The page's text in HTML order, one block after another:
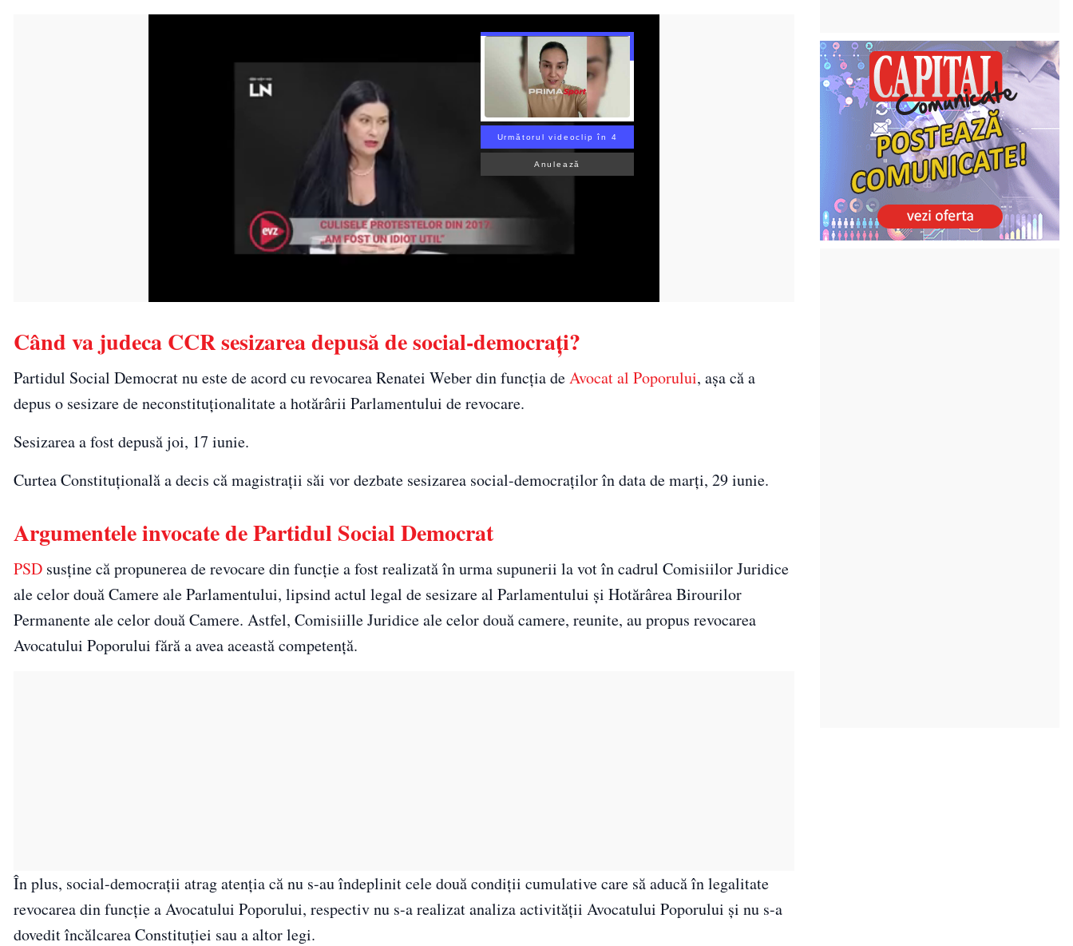
Următorul videoclip în 2
Anulează
Când va judeca CCR sesizarea depusă de social-democraţi?
Partidul Social Democrat nu este de acord cu revocarea Renatei Weber din funcţia deAvocat al Poporului, aşa că a
depus o sesizare de neconstituționalitate a hotărârii Parlamentului de revocare.
Sesizarea a fost depusă joi, 17 iunie.
Curtea Constituţională a decis că magistraţii săi vor dezbate sesizarea social-democraţilor în data de marţi, 29 iunie.
Argumentele invocate de Partidul Social Democrat
PSD susţine că propunerea de revocare din funcție a fost realizată în urma supunerii la vot în cadrul Comisiilor Juridice
ale celor două Camere ale Parlamentului, lipsind actul legal de sesizare al Parlamentului și Hotărârea Birourilor
Permanente ale celor două Camere. Astfel, Comisiille Juridice ale celor două camere, reunite, au propus revocarea
Avocatului Poporului fără a avea această competență.
În plus, social-democraţii atrag atenţia că nu s-au îndeplinit cele două condiții cumulative care să aducă în legalitate
revocarea din funcție a Avocatului Poporului, respectiv nu s-a realizat analiza activității Avocatului Poporului și nu s-a
dovedit încălcarea Constituției sau a altor legi.